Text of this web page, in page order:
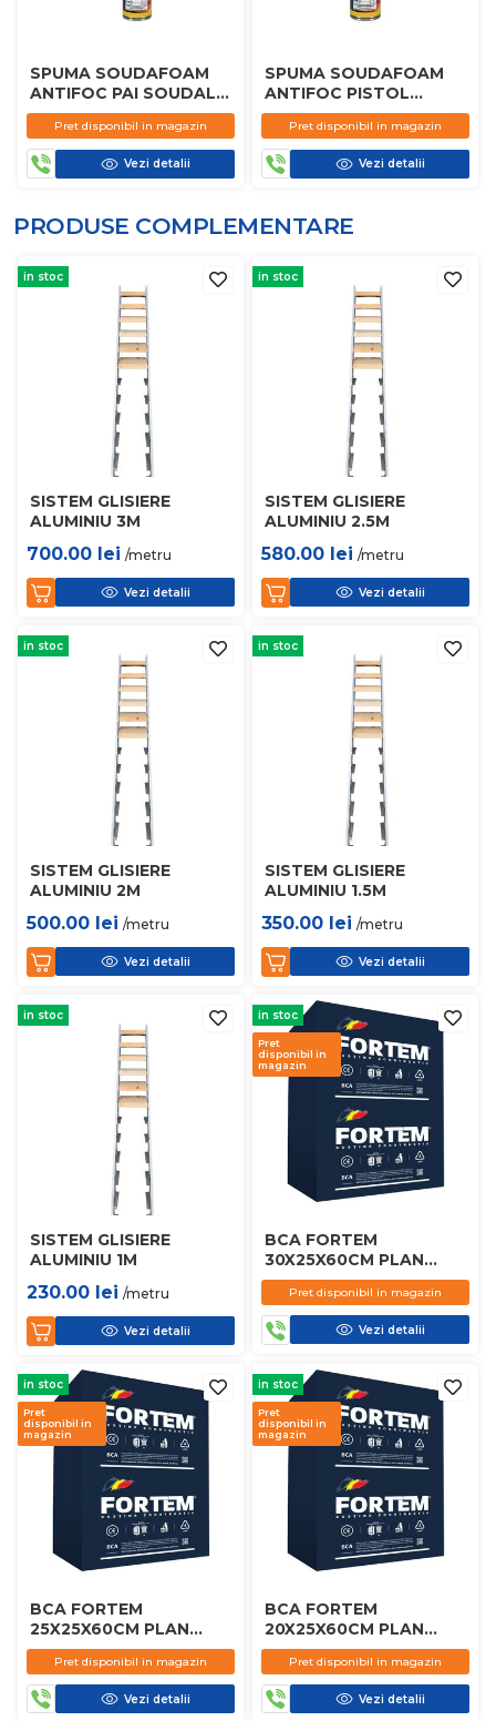
SPUMA SOUDAFOAM
ANTIFOC PAI SOUDAL
750ML
Pret disponibil in magazin
Vezi detalii
SPUMA SOUDAFOAM
ANTIFOC PISTOL
SOUDAL 750ML
Pret disponibil in magazin
Vezi detalii
PRODUSE COMPLEMENTARE
in stoc
SISTEM GLISIERE
ALUMINIU 3M
700.00 lei /metru
Vezi detalii
in stoc
SISTEM GLISIERE
ALUMINIU 2.5M
580.00 lei /metru
Vezi detalii
in stoc
SISTEM GLISIERE
ALUMINIU 2M
500.00 lei /metru
Vezi detalii
in stoc
SISTEM GLISIERE
ALUMINIU 1.5M
350.00 lei /metru
Vezi detalii
in stoc
SISTEM GLISIERE
ALUMINIU 1M
230.00 lei /metru
Vezi detalii
in stoc
Pret
disponibil in
magazin
BCA FORTEM
30X25X60CM PLAN
D450
Pret disponibil in magazin
Vezi detalii
in stoc
Pret
disponibil in
magazin
BCA FORTEM
25X25X60CM PLAN
D450
Pret disponibil in magazin
Vezi detalii
in stoc
Pret
disponibil in
magazin
BCA FORTEM
20X25X60CM PLAN
D450
Pret disponibil in magazin
Vezi detalii